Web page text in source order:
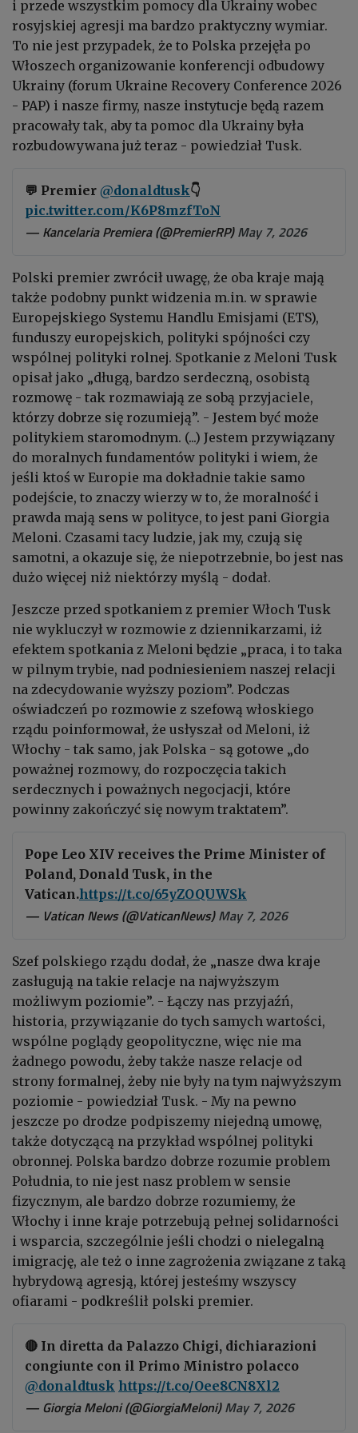
i przede wszystkim pomocy dla Ukrainy wobec
rosyjskiej agresji ma bardzo praktyczny wymiar.
To nie jest przypadek, że to Polska przejęła po
Włoszech organizowanie konferencji odbudowy
Ukrainy (forum Ukraine Recovery Conference 2026
- PAP) i nasze firmy, nasze instytucje będą razem
pracowały tak, aby ta pomoc dla Ukrainy była
rozbudowywana już teraz - powiedział Tusk.
💬 Premier @donaldtusk👇
pic.twitter.com/K6P8mzfToN
— Kancelaria Premiera (@PremierRP)May 7, 2026
Polski premier zwrócił uwagę, że oba kraje mają
także podobny punkt widzenia m.in. w sprawie
Europejskiego Systemu Handlu Emisjami (ETS),
funduszy europejskich, polityki spójności czy
wspólnej polityki rolnej. Spotkanie z Meloni Tusk
opisał jako „długą, bardzo serdeczną, osobistą
rozmowę - tak rozmawiają ze sobą przyjaciele,
którzy dobrze się rozumieją”. - Jestem być może
politykiem staromodnym. (...) Jestem przywiązany
do moralnych fundamentów polityki i wiem, że
jeśli ktoś w Europie ma dokładnie takie samo
podejście, to znaczy wierzy w to, że moralność i
prawda mają sens w polityce, to jest pani Giorgia
Meloni. Czasami tacy ludzie, jak my, czują się
samotni, a okazuje się, że niepotrzebnie, bo jest nas
dużo więcej niż niektórzy myślą - dodał.
Jeszcze przed spotkaniem z premier Włoch Tusk
nie wykluczył w rozmowie z dziennikarzami, iż
efektem spotkania z Meloni będzie „praca, i to taka
w pilnym trybie, nad podniesieniem naszej relacji
na zdecydowanie wyższy poziom”. Podczas
oświadczeń po rozmowie z szefową włoskiego
rządu poinformował, że usłyszał od Meloni, iż
Włochy - tak samo, jak Polska - są gotowe „do
poważnej rozmowy, do rozpoczęcia takich
serdecznych i poważnych negocjacji, które
powinny zakończyć się nowym traktatem”.
Pope Leo XIV receives the Prime Minister of
Poland, Donald Tusk, in the
Vatican.https://t.co/65yZOQUWSk
— Vatican News (@VaticanNews)May 7, 2026
Szef polskiego rządu dodał, że „nasze dwa kraje
zasługują na takie relacje na najwyższym
możliwym poziomie”. - Łączy nas przyjaźń,
historia, przywiązanie do tych samych wartości,
wspólne poglądy geopolityczne, więc nie ma
żadnego powodu, żeby także nasze relacje od
strony formalnej, żeby nie były na tym najwyższym
poziomie - powiedział Tusk. - My na pewno
jeszcze po drodze podpiszemy niejedną umowę,
także dotyczącą na przykład wspólnej polityki
obronnej. Polska bardzo dobrze rozumie problem
Południa, to nie jest nasz problem w sensie
fizycznym, ale bardzo dobrze rozumiemy, że
Włochy i inne kraje potrzebują pełnej solidarności
i wsparcia, szczególnie jeśli chodzi o nielegalną
imigrację, ale też o inne zagrożenia związane z taką
hybrydową agresją, której jesteśmy wszyscy
ofiarami - podkreślił polski premier.
🔴 In diretta da Palazzo Chigi, dichiarazioni
congiunte con il Primo Ministro polacco
@donaldtusk https://t.co/Oee8CN8Xl2
— Giorgia Meloni (@GiorgiaMeloni)May 7, 2026